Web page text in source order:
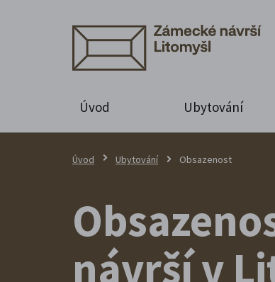
Úvod Ubytování
Úvod Ubytování Obsazenost
návrší v